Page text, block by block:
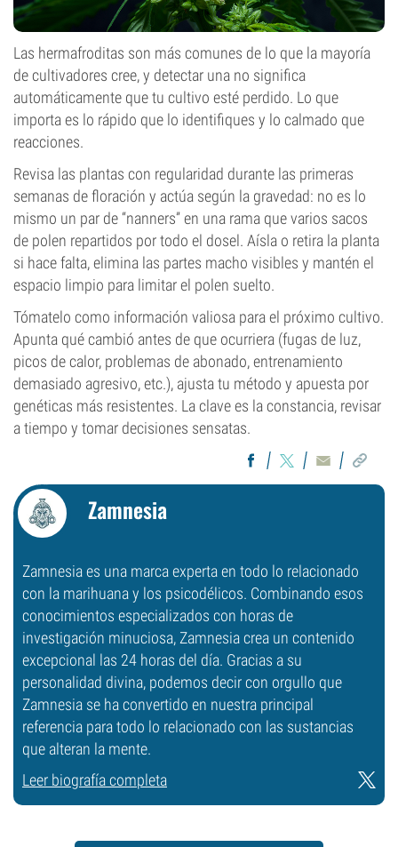
Las hermafroditas son más comunes de lo que la mayoría
de cultivadores cree, y detectar una no significa
automáticamente que tu cultivo esté perdido. Lo que
importa es lo rápido que lo identifiques y lo calmado que
reacciones.
Revisa las plantas con regularidad durante las primeras
semanas de floración y actúa según la gravedad: no es lo
mismo un par de “nanners” en una rama que varios sacos
de polen repartidos por todo el dosel. Aísla o retira la planta
si hace falta, elimina las partes macho visibles y mantén el
espacio limpio para limitar el polen suelto.
Tómatelo como información valiosa para el próximo cultivo.
Apunta qué cambió antes de que ocurriera (fugas de luz,
picos de calor, problemas de abonado, entrenamiento
demasiado agresivo, etc.), ajusta tu método y apuesta por
genéticas más resistentes. La clave es la constancia, revisar
a tiempo y tomar decisiones sensatas.
Zamnesia
Zamnesia es una marca experta en todo lo relacionado
con la marihuana y los psicodélicos. Combinando esos
conocimientos especializados con horas de
investigación minuciosa, Zamnesia crea un contenido
excepcional las 24 horas del día. Gracias a su
personalidad divina, podemos decir con orgullo que
Zamnesia se ha convertido en nuestra principal
referencia para todo lo relacionado con las sustancias
que alteran la mente.
Leer biografía completa